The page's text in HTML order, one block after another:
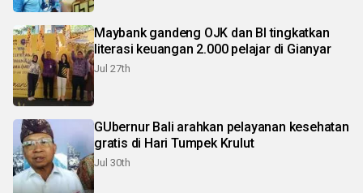
Maybank gandeng OJK dan BI tingkatkan
literasi keuangan 2.000 pelajar di Gianyar
Jul 27th
GUbernur Bali arahkan pelayanan kesehatan
gratis di Hari Tumpek Krulut
Jul 30th